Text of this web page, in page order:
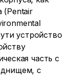
(Pentair
устройство
часть с
с